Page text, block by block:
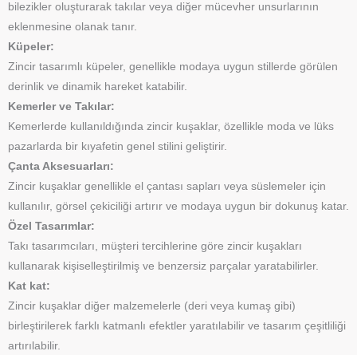
bilezikler oluşturarak takılar veya diğer mücevher unsurlarının
eklenmesine olanak tanır.
Küpeler:
Zincir tasarımlı küpeler, genellikle modaya uygun stillerde görülen
derinlik ve dinamik hareket katabilir.
Kemerler ve Takılar:
Kemerlerde kullanıldığında zincir kuşaklar, özellikle moda ve lüks
pazarlarda bir kıyafetin genel stilini geliştirir.
Çanta Aksesuarları:
Zincir kuşaklar genellikle el çantası sapları veya süslemeler için
kullanılır, görsel çekiciliği artırır ve modaya uygun bir dokunuş katar.
Özel Tasarımlar:
Takı tasarımcıları, müşteri tercihlerine göre zincir kuşakları
kullanarak kişiselleştirilmiş ve benzersiz parçalar yaratabilirler.
Kat kat:
Zincir kuşaklar diğer malzemelerle (deri veya kumaş gibi)
birleştirilerek farklı katmanlı efektler yaratılabilir ve tasarım çeşitliliği
artırılabilir.